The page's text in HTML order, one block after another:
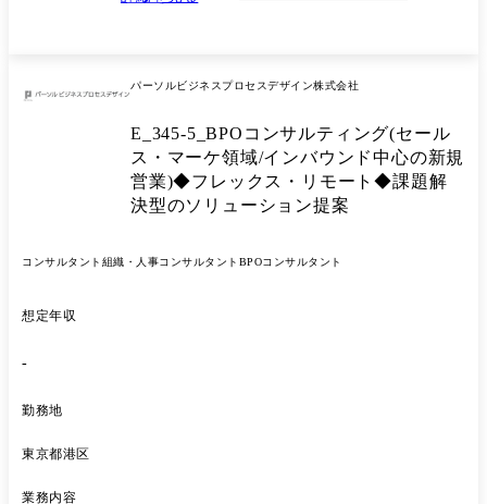
客づくり/ナーチャリング) AI、データ活用(分析/基盤づくり) コンタクト
種(出向を命じることがあり、その場合は出向先の定める職種)
パーソルビジネスプロセスデザイン株式会社
E_345-5_BPOコンサルティング(セール
ス・マーケ領域/インバウンド中心の新規
営業)◆フレックス・リモート◆課題解
決型のソリューション提案
コンサルタント 組織・人事コンサルタント BPOコンサルタント
想定年収
-
勤務地
東京都港区
業務内容